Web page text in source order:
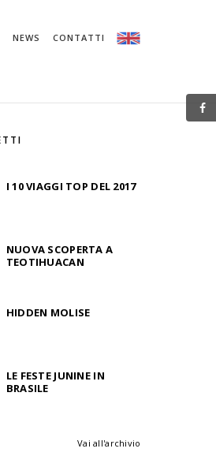
NEWS CONTATTI
I 10 VIAGGI TOP DEL 2017
NUOVA SCOPERTA A
TEOTIHUACAN
HIDDEN MOLISE
LE FESTE JUNINE IN
BRASILE
Vai all'archivio